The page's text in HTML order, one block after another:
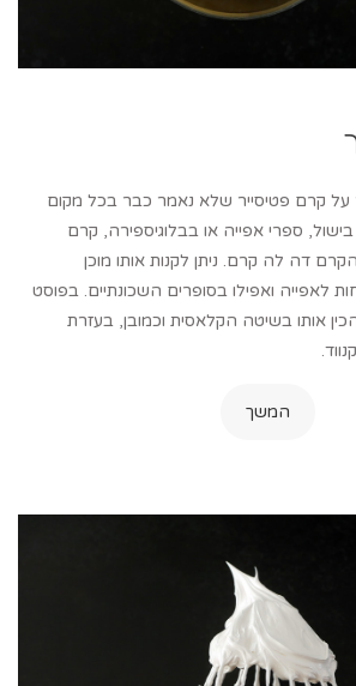
קרם פטיסייר שלא נאמר כבר בכל מקום
ספרי אפייה או בבלוגיספירה, קרם
דה לה קרם. ניתן לקנות אותו מוכן
לאפייה ואפילו בסופרים השכונתיים. בפוסט
אותו בשיטה הקלאסית וכמובן, בעזרת
המשך